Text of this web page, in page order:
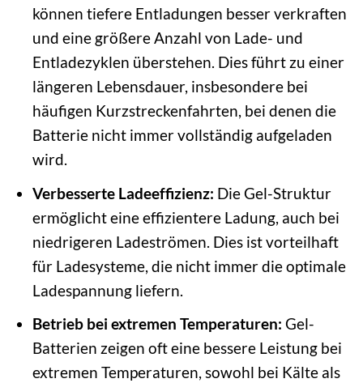
können tiefere Entladungen besser verkraften
und eine größere Anzahl von Lade- und
Entladezyklen überstehen. Dies führt zu einer
längeren Lebensdauer, insbesondere bei
häufigen Kurzstreckenfahrten, bei denen die
Batterie nicht immer vollständig aufgeladen
wird.
Verbesserte Ladeeffizienz: Die Gel-Struktur
ermöglicht eine effizientere Ladung, auch bei
niedrigeren Ladeströmen. Dies ist vorteilhaft
für Ladesysteme, die nicht immer die optimale
Ladespannung liefern.
Betrieb bei extremen Temperaturen: Gel-
Batterien zeigen oft eine bessere Leistung bei
extremen Temperaturen, sowohl bei Kälte als